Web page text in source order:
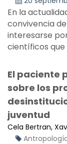
En la
convivencia
interesarse
científicos que
El paciente
sobre los
juventud
Cela Bertran,